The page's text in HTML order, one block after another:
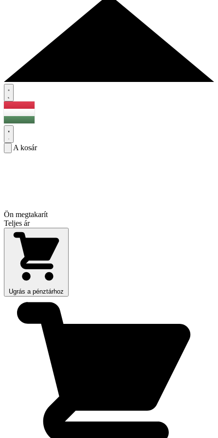
A kosár
Ön megtakarít
Teljes ár
Ugrás a pénztárhoz